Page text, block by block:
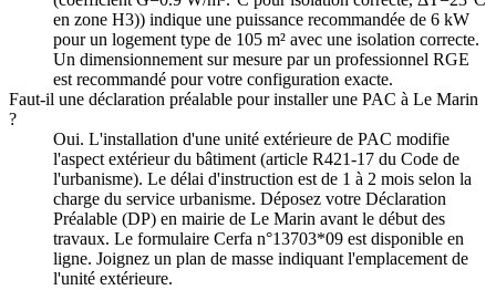
en zone H3)) indique une puissance recommandée de 6 kW
pour un logement type de 105 m² avec une isolation correcte.
Un dimensionnement sur mesure par un professionnel RGE
est recommandé pour votre configuration exacte.
Faut-il une déclaration préalable pour installer une PAC à Le Marin
?
Oui. L'installation d'une unité extérieure de PAC modifie
l'aspect extérieur du bâtiment (article R421-17 du Code de
l'urbanisme). Le délai d'instruction est de 1 à 2 mois selon la
charge du service urbanisme. Déposez votre Déclaration
Préalable (DP) en mairie de Le Marin avant le début des
travaux. Le formulaire Cerfa n°13703*09 est disponible en
ligne. Joignez un plan de masse indiquant l'emplacement de
l'unité extérieure.